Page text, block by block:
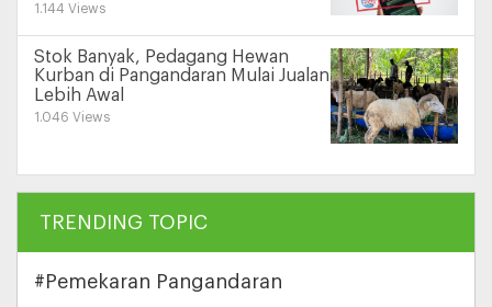
1.144 Views
Stok Banyak, Pedagang Hewan
Kurban di Pangandaran Mulai Jualan
Lebih Awal
1.046 Views
TRENDING TOPIC
#Pemekaran Pangandaran